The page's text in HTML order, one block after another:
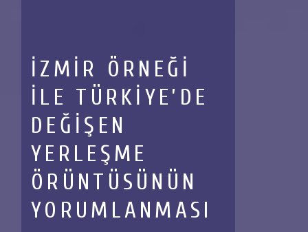
İZMİR ÖRNEĞİ
İLE TÜRKİYE’DE
DEĞİŞEN
YERLEŞME
ÖRÜNTÜSÜNÜN
YORUMLANMASI